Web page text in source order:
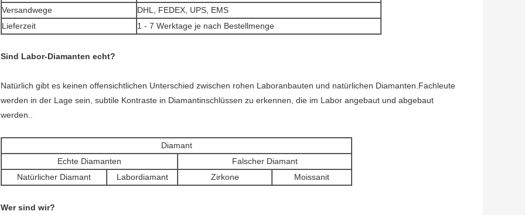
Versandwege
DHL, FEDEX, UPS, EMS
Lieferzeit
1 - 7 Werktage je nach Bestellmenge
Sind Labor-Diamanten echt?
Natürlich gibt es keinen offensichtlichen Unterschied zwischen rohen Laboranbauten und natürlichen Diamanten.Fachleute
werden in der Lage sein, subtile Kontraste in Diamantinschlüssen zu erkennen, die im Labor angebaut und abgebaut
werden..
Diamant
Echte Diamanten
Falscher Diamant
Natürlicher Diamant
Labordiamant Zirkone Moissanit
Wer sind wir?